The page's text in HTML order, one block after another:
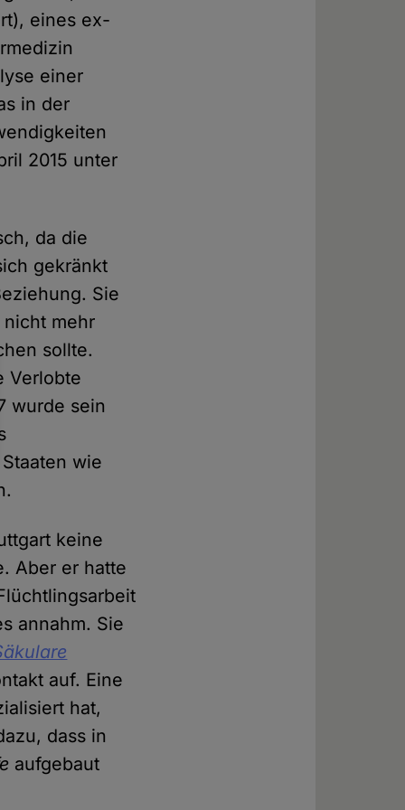
eines ex-
einer
in der
2015 unter
da die
gekränkt
Sie
mehr
sollte.
Verlobte
wurde sein
wie
keine
Aber er hatte
annahm. Sie
auf. Eine
hat,
dass in
aufgebaut